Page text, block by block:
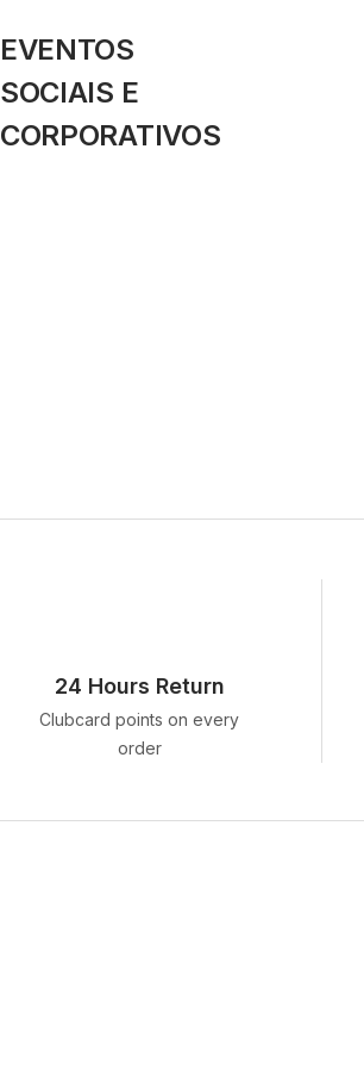
EVENTOS
SOCIAIS E
CORPORATIVOS
24 Hours Return
Clubcard points on every
order